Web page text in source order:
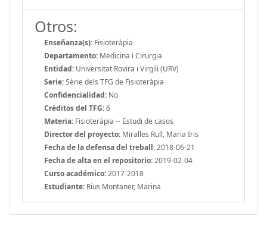
Otros:
Enseñanza(s): Fisioteràpia
Departamento: Medicina i Cirurgia
Entidad: Universitat Rovira i Virgili (URV)
Serie:Sèrie dels TFG de Fisioteràpia
Confidencialidad: No
Créditos del TFG:6
Materia: Fisioteràpia -- Estudi de casos
Director del proyecto: Miralles Rull, Maria Iris
Fecha de la defensa del treball:2018-06-21
Fecha de alta en el repositorio:2019-02-04
Curso académico:2017-2018
Estudiante: Rius Montaner, Marina